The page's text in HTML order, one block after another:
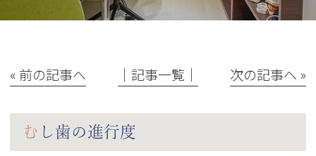
« 前の記事へ │記事一覧│ 次の記事へ »
むし歯の進行度